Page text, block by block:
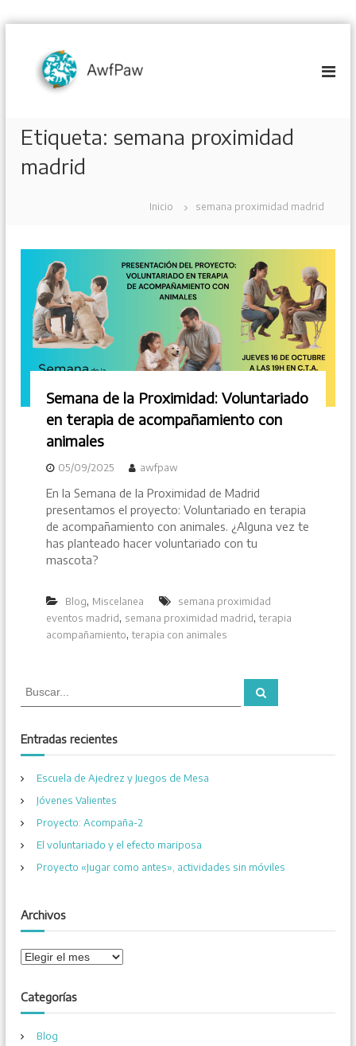
Etiqueta: semana proximidad
madrid
Inicio semana proximidad madrid
Semana de la Proximidad: Voluntariado
en terapia de acompañamiento con
animales
05/09/2025 awfpaw
En la Semana de la Proximidad de Madrid
presentamos el proyecto: Voluntariado en terapia
de acompañamiento con animales. ¿Alguna vez te
has planteado hacer voluntariado con tu
mascota?
Blog, Miscelanea
semana proximidad
eventos madrid , semana proximidad madrid ,terapia
acompañamiento,terapia con animales
B
c
a
:
B
Entradas recientes
Escuela de Ajedrez y Juegos de Mesa
Jóvenes Valientes
Proyecto: Acompaña-2
El voluntariado y el efecto mariposa
Proyecto «Jugar como antes», actividades sin móviles
Archivos
A
h
v
Categorías
Blog